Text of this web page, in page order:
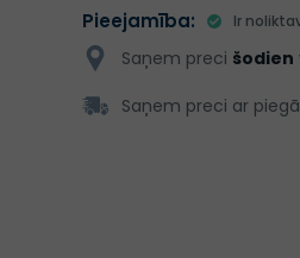
Pieejamība: Ir
Saņem preci šodien
Saņem preci ar